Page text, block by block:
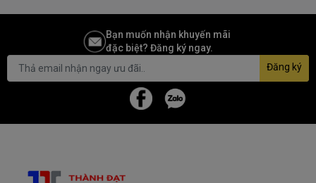
Bạn muốn nhận khuyến mãi
đặc biệt? Đăng ký ngay.
Đăng ký